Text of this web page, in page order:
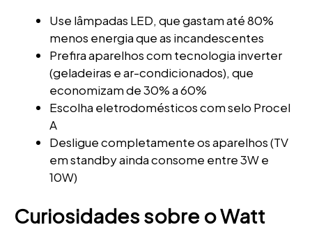
Use lâmpadas LED, que gastam até 80%
menos energia que as incandescentes
Prefira aparelhos com tecnologia inverter
(geladeiras e ar-condicionados), que
economizam de 30% a 60%
Escolha eletrodomésticos com selo Procel
A
Desligue completamente os aparelhos (TV
em standby ainda consome entre 3W e
10W)
Curiosidades sobre o Watt